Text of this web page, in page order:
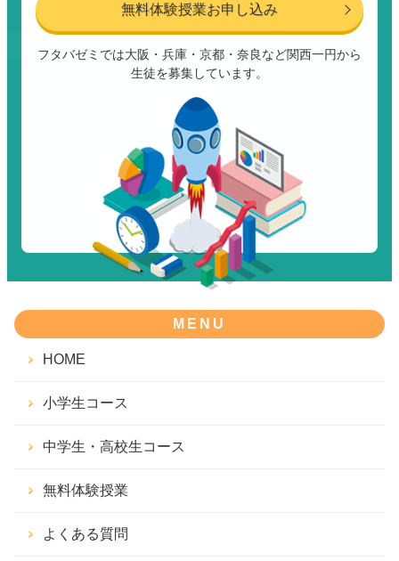
無料体験授業お申し込み
フタバゼミでは大阪・兵庫・京都・奈良など関西一円から
生徒を募集しています。
MENU
HOME
小学生コース
中学生・高校生コース
無料体験授業
よくある質問